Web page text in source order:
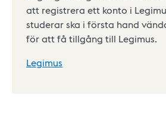
att registrera ett konto i
studerar ska i första hand
för att få tillgång till Legimus.
Legimus